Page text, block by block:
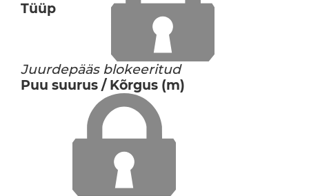
Tüüp
Juurdepääs blokeeritud
Puu suurus / Kõrgus (m)